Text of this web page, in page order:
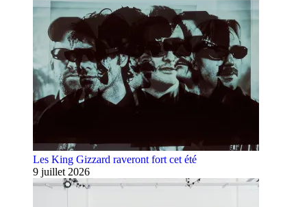
Les King Gizzard raveront fort cet été
9 juillet 2026